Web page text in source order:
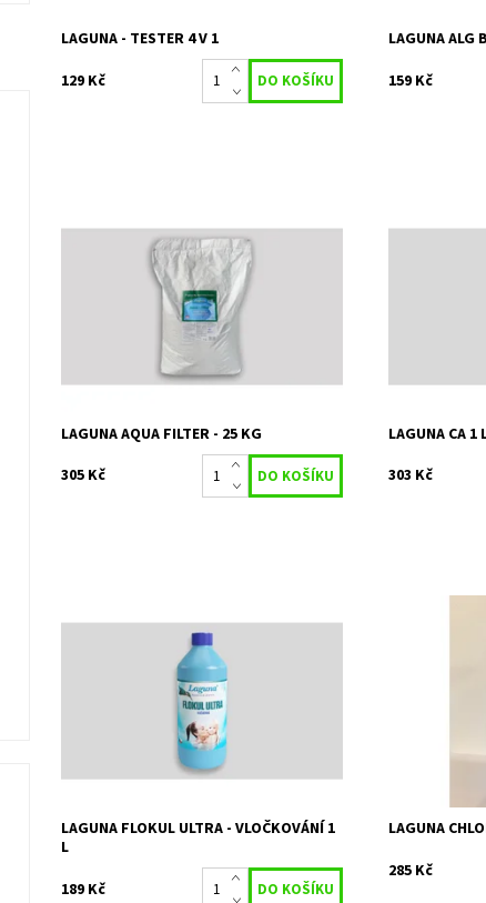
LAGUNA - TESTER 4 V 1
129 Kč
LAGUNA ALG
159 Kč
Laguna Aqua filter 25 kg - náhrada písku v
pískových filtracích.
Skladem 15 ks
3894
STACHEMA CZ s.r.o
2 roky
LAGUNA AQUA FILTER - 25 KG
305 Kč
Přípravek je
LAGUNA CA 1
303 Kč
Přípravek zajišťuje průzračně čistou vodu.
Skladem 1 ks
4140
STACHEMA CZ s.r.o
2 roky
LAGUNA FLOKUL ULTRA - VLOČKOVÁNÍ 1
L
189 Kč
Přípravek je
dezinfekci
LAGUNA
285 Kč